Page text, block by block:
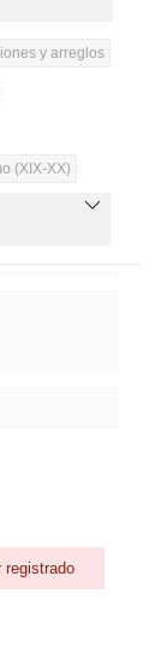
y arreglos
(XIX-XX)
registrado